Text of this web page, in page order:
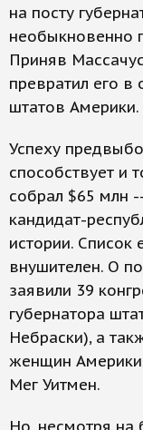
на посту
необыкновенно
Приняв
превратил его
штатов Америки.
Успеху
способствует и
собрал $65 млн
кандидат-
истории. Список
внушителен. О
заявили 39
губернатора
Небраски), а
женщин
Мег Уитмен.